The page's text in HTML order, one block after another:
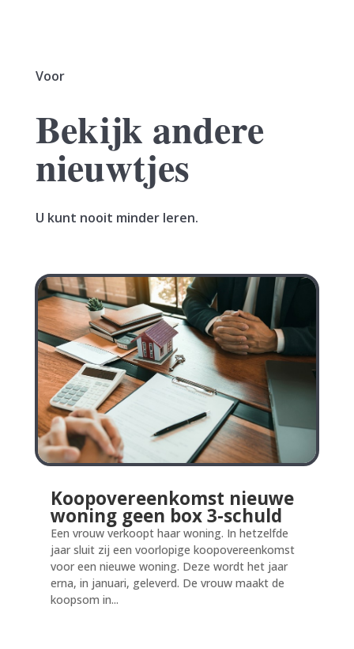
Voor
Bekijk andere
nieuwtjes
U kunt nooit minder leren.
Koopovereenkomst nieuwe
woning geen box 3-schuld
Een vrouw verkoopt haar woning. In hetzelfde
jaar sluit zij een voorlopige koopovereenkomst
voor een nieuwe woning. Deze wordt het jaar
erna, in januari, geleverd. De vrouw maakt de
koopsom in...